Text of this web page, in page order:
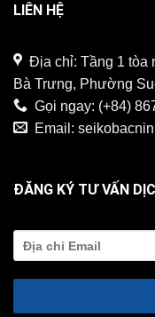
LIÊN HỆ
Địa chỉ: Tầng 1 tòa
Bà Trưng, Phường
Gọi ngay: (+84)
Email:
ĐĂNG KÝ TƯ VẤN